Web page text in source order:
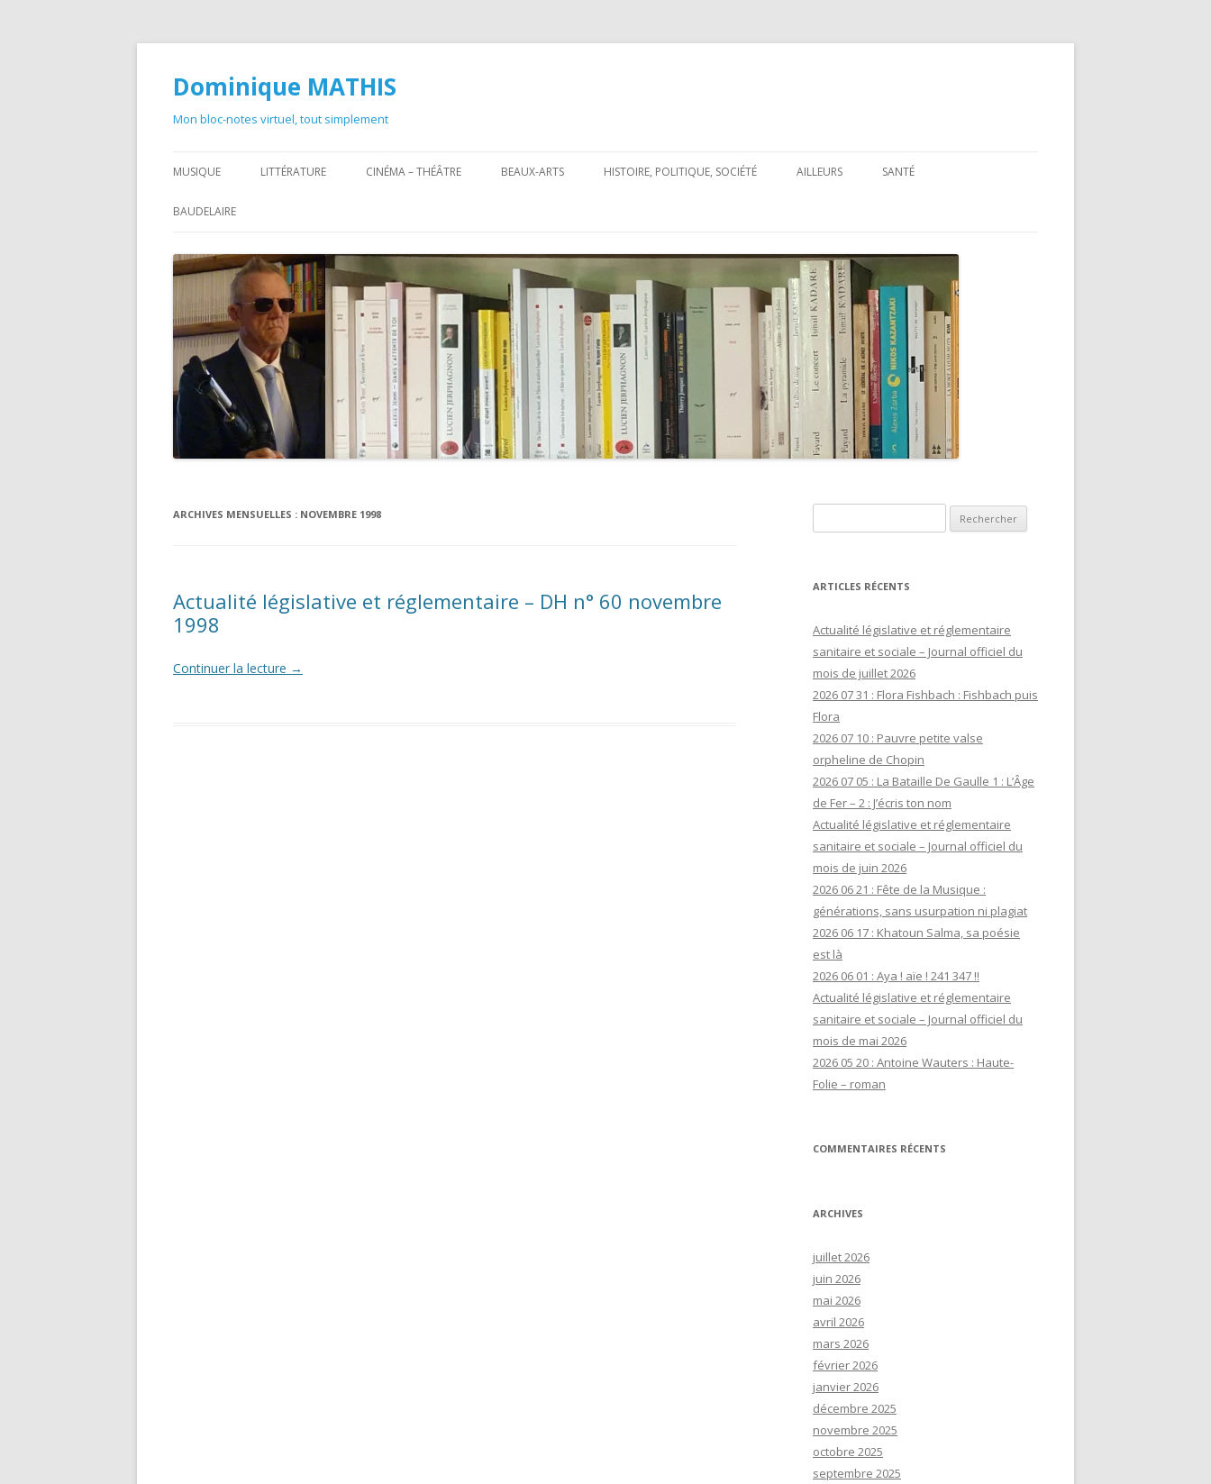
Dominique MATHIS
Mon bloc-notes virtuel, tout simplement
au
contenu
MUSIQUE LITTÉRATURE CINÉMA – THÉÂTRE BEAUX-ARTS HISTOIRE, POLITIQUE, SOCIÉTÉ AILLEURS SANTÉ
SANTÉ : RUBRIQUE LÉGISLATIVE &
RÉGLEMENTAIRE
MON PARCOURS
BAUDELAIRE
ARCHIVES MENSUELLES : NOVEMBRE 1998
Actualité législative et réglementaire – DH n° 60 novembre
1998
Continuer la lecture →
ARTICLES RÉCENTS
Actualité législative et réglementaire
sanitaire et sociale – Journal officiel du
mois de juillet 2026
2026 07 31 : Flora Fishbach : Fishbach puis
Flora
2026 07 10 : Pauvre petite valse
orpheline de Chopin
2026 07 05 : La Bataille De Gaulle 1 : L’Âge
de Fer – 2 : J’écris ton nom
Actualité législative et réglementaire
sanitaire et sociale – Journal officiel du
mois de juin 2026
2026 06 21 : Fête de la Musique :
générations, sans usurpation ni plagiat
2026 06 17 : Khatoun Salma, sa poésie
est là
2026 06 01 : Aya ! aïe ! 241 347 !!
Actualité législative et réglementaire
sanitaire et sociale – Journal officiel du
mois de mai 2026
2026 05 20 : Antoine Wauters : Haute-
Folie – roman
COMMENTAIRES RÉCENTS
ARCHIVES
juillet 2026
juin 2026
mai 2026
avril 2026
mars 2026
février 2026
janvier 2026
décembre 2025
novembre 2025
octobre 2025
septembre 2025